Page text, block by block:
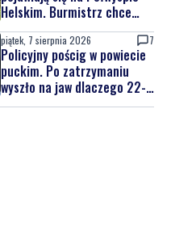
Helskim. Burmistrz chce
nowych znaków drogowych
piątek, 7 sierpnia 2026 7
Policyjny pościg w powiecie
puckim. Po zatrzymaniu
wyszło na jaw dlaczego 22-
latek uciekał